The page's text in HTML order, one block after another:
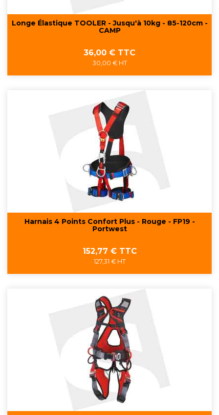
Longe Élastique TOOLER - Jusqu'à 10kg - 85-120cm -
CAMP
Prix
36,00 € TTC
30,00 € HT
Harnais 4 Points Confort Plus - Rouge - FP19 -
Portwest
Prix
152,77 € TTC
127,31 € HT